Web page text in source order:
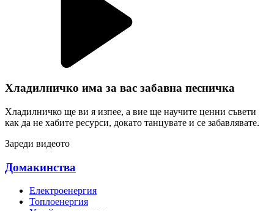
Хладилничко има за вас забавна песничка
Хладилничко ще ви я изпее, а вие ще научите ценни съвети
как да не хабите ресурси, докато танцувате и се забавлявате.
Зареди видеото
Домакинства
Електроенергия
Топлоенергия